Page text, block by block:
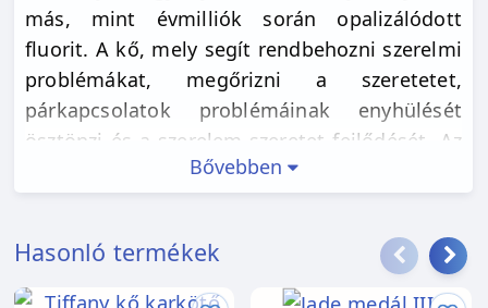
más, mint évmilliók során opalizálódott
fluorit. A kő, mely segít rendbehozni szerelmi
problémákat, megőrizni a szeretetet,
párkapcsolatok problémáinak enyhülését
ösztönzi és a szerelem-szeretet fejlődését. Az
új energiás szakrális csakra is hotzá tartozik.
A megvalósuláshoz természetesen belső
munka, a párod szándéka is, és egyéb lépések
is szükségesek. A kő hosszú távon segít
rendezni viszonoykat egy kis extra érzést
Bővebben
Hasonló termékek